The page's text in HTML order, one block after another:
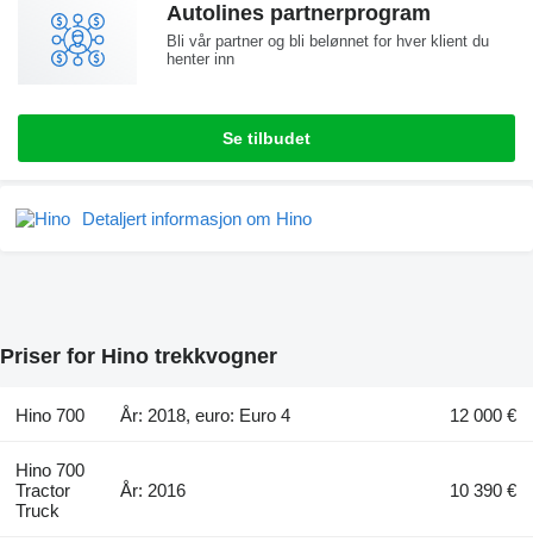
Autolines partnerprogram
Bli vår partner og bli belønnet for hver klient du
henter inn
Se tilbudet
Detaljert informasjon om Hino
Priser for Hino trekkvogner
Hino 700 År: 2018, euro: Euro 4 12 000 €
Hino 700
Tractor
Truck
År: 2016 10 390 €